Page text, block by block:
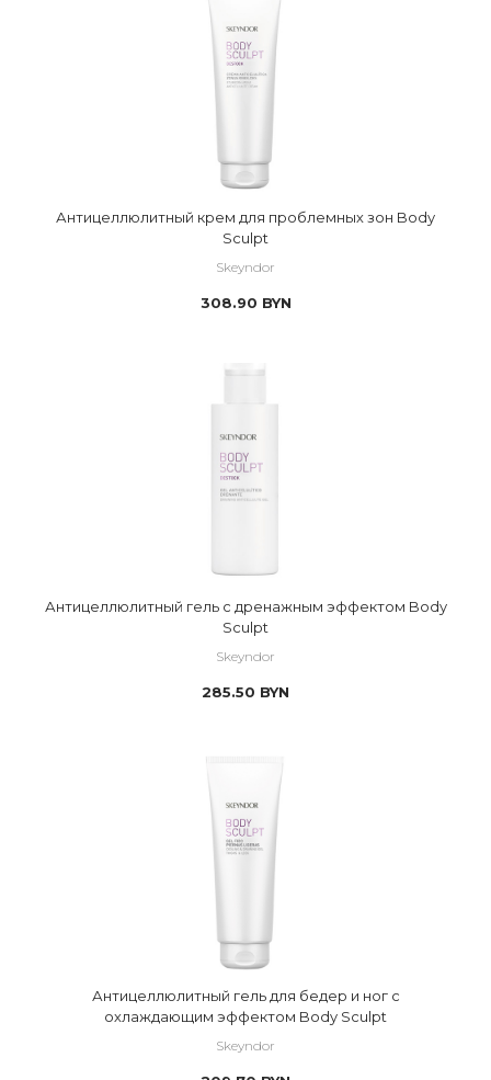
Антицеллюлитный крем для проблемных зон Body
Sculpt
Skeyndor
308.90 BYN
Антицеллюлитный гель с дренажным эффектом Body
Sculpt
Skeyndor
285.50 BYN
Антицеллюлитный гель для бедер и ног с
охлаждающим эффектом Body Sculpt
Skeyndor